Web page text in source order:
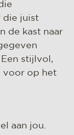
die juist
de kast naar
stijlvol,
voor op het
aan jou.